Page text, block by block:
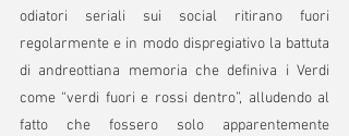
odiatori seriali sui social ritirano fuori
regolarmente e in modo dispregiativo la battuta
di andreottiana memoria che definiva i Verdi
come “verdi fuori e rossi dentro”, alludendo al
fatto che fossero solo apparentemente